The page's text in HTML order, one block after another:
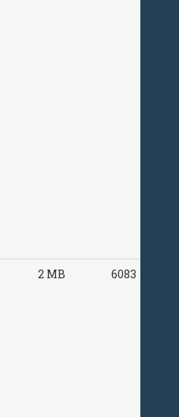
2 MB 6083